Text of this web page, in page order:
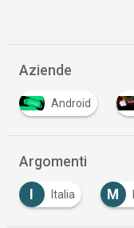
Aziende
Android
Argomenti
M Mobility